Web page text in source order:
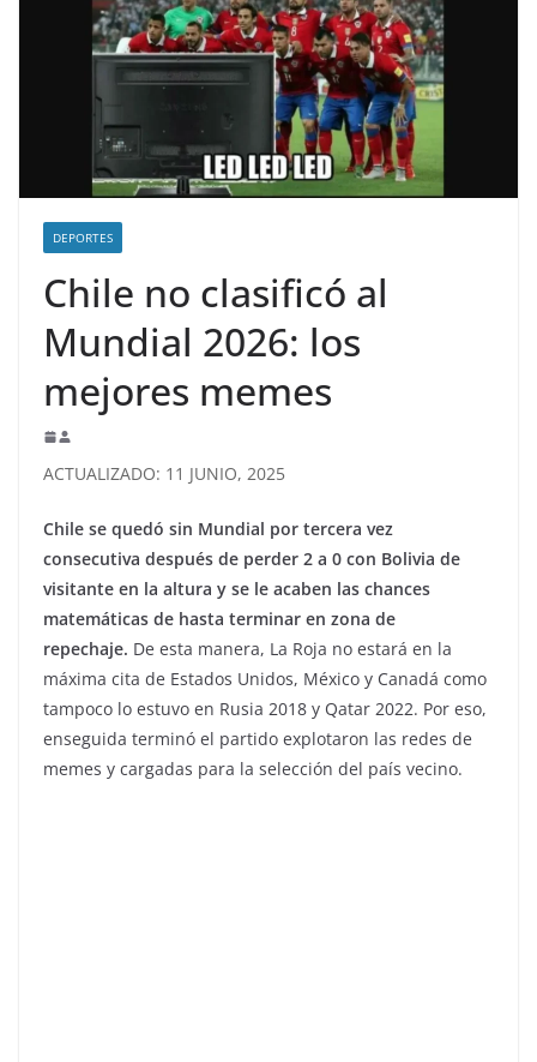
DEPORTES
Chile no clasificó al
Mundial 2026: los
mejores memes
ACTUALIZADO: 11 JUNIO, 2025
Chile se quedó sin Mundial por tercera vez
consecutiva después de perder 2 a 0 con Bolivia de
visitante en la altura y se le acaben las chances
matemáticas de hasta terminar en zona de
repechaje. De esta manera, La Roja no estará en la
máxima cita de Estados Unidos, México y Canadá como
tampoco lo estuvo en Rusia 2018 y Qatar 2022. Por eso,
enseguida terminó el partido explotaron las redes de
memes y cargadas para la selección del país vecino.